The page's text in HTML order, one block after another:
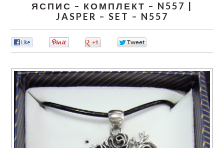
ЯСПИС – КОМПЛЕКТ – N557 |
JASPER – SET – N557